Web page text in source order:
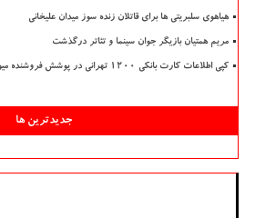
هیاهوی سلبریتی ها برای قاتلان زنده سوز میدان علیخانی
مریم همتیان بازیگر جوان سینما و تئاتر درگذشت
کپی اطلاعات کارت بانکی ۱۲۰۰ تهرانی در پوشش فروشنده میوه
جدیدترین ها